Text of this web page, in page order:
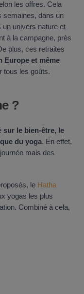
les offres. Cela
semaines, dans un
un univers nature et
à la campagne, près
plus, ces retraites
Europe et même
tous les goûts.
?
sur le bien-être, le
du yoga. En effet,
mais des
le Hatha
yogas les plus
Combiné à cela,